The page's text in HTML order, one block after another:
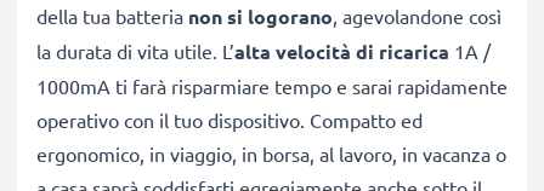
della tua batteria non si logorano, agevolandone così
la durata di vita utile. L’alta velocità di ricarica 1A /
1000mA ti farà risparmiare tempo e sarai rapidamente
operativo con il tuo dispositivo. Compatto ed
ergonomico, in viaggio, in borsa, al lavoro, in vacanza o